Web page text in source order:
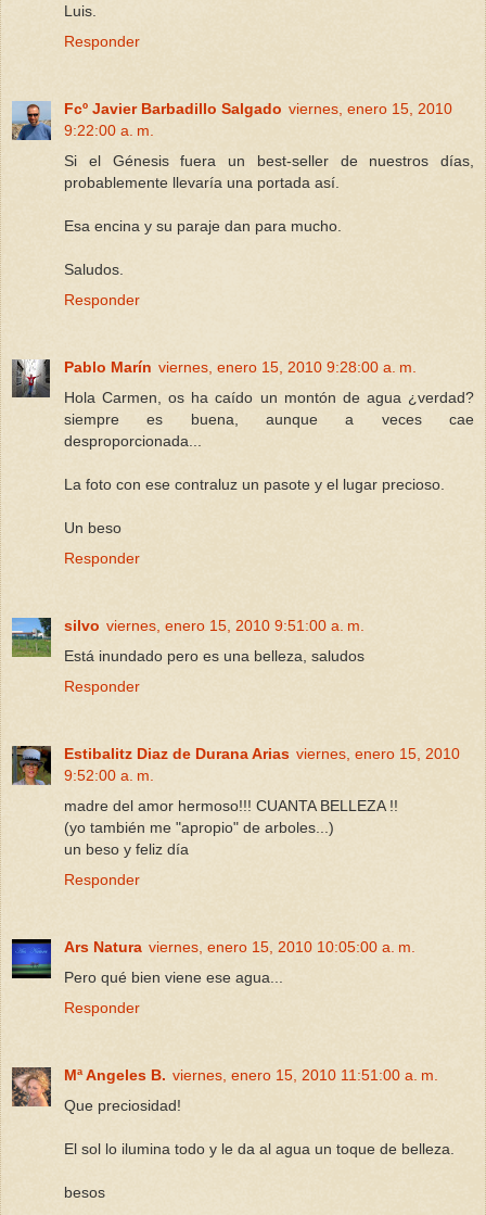
Luis.
Responder
Fcº Javier Barbadillo Salgado viernes, enero 15, 2010
9:22:00 a. m.
Si el Génesis fuera un best-seller de nuestros días,
probablemente llevaría una portada así.
Esa encina y su paraje dan para mucho.
Saludos.
Responder
Pablo Marín viernes, enero 15, 2010 9:28:00 a. m.
Hola Carmen, os ha caído un montón de agua ¿verdad?
siempre es buena, aunque a veces cae
desproporcionada...
La foto con ese contraluz un pasote y el lugar precioso.
Un beso
Responder
silvo viernes, enero 15, 2010 9:51:00 a. m.
Está inundado pero es una belleza, saludos
Responder
Estibalitz Diaz de Durana Arias viernes, enero 15, 2010
9:52:00 a. m.
madre del amor hermoso!!! CUANTA BELLEZA !!
(yo también me "apropio" de arboles...)
un beso y feliz día
Responder
Ars Natura viernes, enero 15, 2010 10:05:00 a. m.
Pero qué bien viene ese agua...
Responder
Mª Angeles B. viernes, enero 15, 2010 11:51:00 a. m.
Que preciosidad!
El sol lo ilumina todo y le da al agua un toque de belleza.
besos